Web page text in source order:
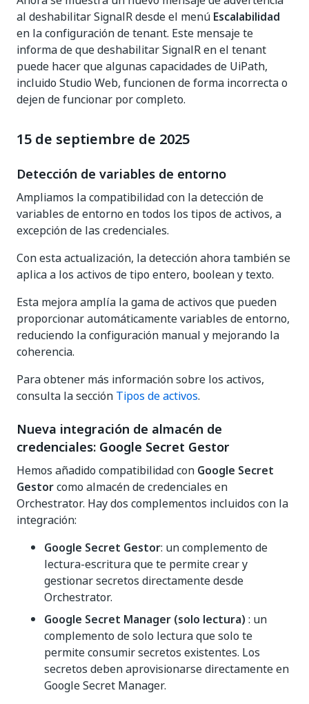
al deshabilitar SignalR desde el menú Escalabilidad
en la configuración de tenant. Este mensaje te
informa de que deshabilitar SignalR en el tenant
puede hacer que algunas capacidades de UiPath,
incluido Studio Web, funcionen de forma incorrecta o
dejen de funcionar por completo.
15 de septiembre de 2025
Detección de variables de entorno
Ampliamos la compatibilidad con la detección de
variables de entorno en todos los tipos de activos, a
excepción de las credenciales.
Con esta actualización, la detección ahora también se
aplica a los activos de tipo entero, boolean y texto.
Esta mejora amplía la gama de activos que pueden
proporcionar automáticamente variables de entorno,
reduciendo la configuración manual y mejorando la
coherencia.
Para obtener más información sobre los activos,
consulta la sección Tipos de activos.
Nueva integración de almacén de
credenciales: Google Secret Gestor
Hemos añadido compatibilidad con Google Secret
Gestorcomo almacén de credenciales en
Orchestrator. Hay dos complementos incluidos con la
integración:
Google Secret Gestor: un complemento de
lectura-escritura que te permite crear y
gestionar secretos directamente desde
Orchestrator.
Google Secret Manager (solo lectura) : un
complemento de solo lectura que solo te
permite consumir secretos existentes. Los
secretos deben aprovisionarse directamente en
Google Secret Manager.